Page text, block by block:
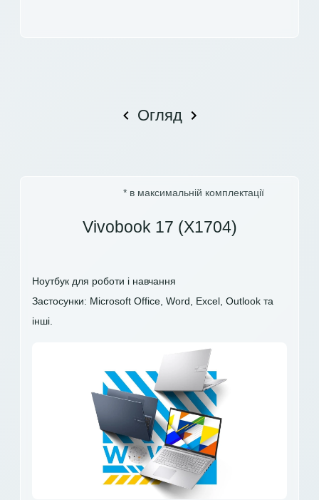
Огляд
* в максимальній комплектації
Vivobook 17 (X1704)
Ноутбук для роботи і навчання
Застосунки: Microsoft Office, Word, Excel, Outlook та
інші.